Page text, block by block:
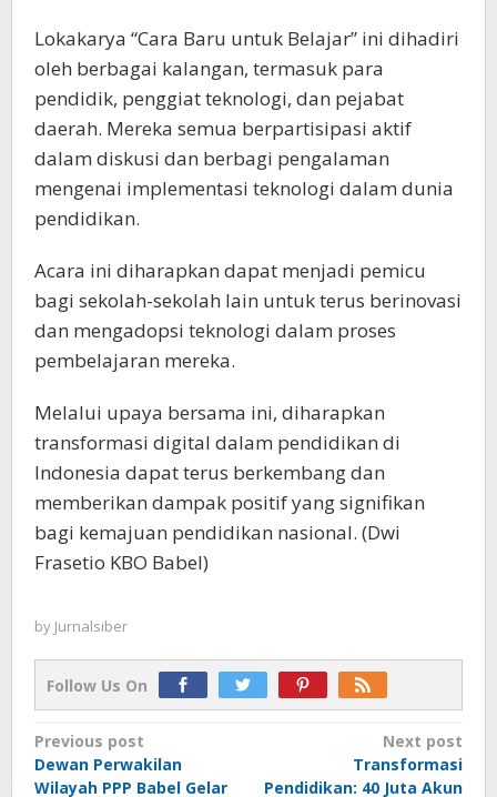
Lokakarya “Cara Baru untuk Belajar” ini dihadiri
oleh berbagai kalangan, termasuk para
pendidik, penggiat teknologi, dan pejabat
daerah. Mereka semua berpartisipasi aktif
dalam diskusi dan berbagi pengalaman
mengenai implementasi teknologi dalam dunia
pendidikan.
Acara ini diharapkan dapat menjadi pemicu
bagi sekolah-sekolah lain untuk terus berinovasi
dan mengadopsi teknologi dalam proses
pembelajaran mereka.
Melalui upaya bersama ini, diharapkan
transformasi digital dalam pendidikan di
Indonesia dapat terus berkembang dan
memberikan dampak positif yang signifikan
bagi kemajuan pendidikan nasional. (Dwi
Frasetio KBO Babel)
by Jurnalsiber
Follow Us On
Post
navigation
Previous post
Dewan Perwakilan
Wilayah PPP Babel Gelar
Next post
Transformasi
Pendidikan: 40 Juta Akun